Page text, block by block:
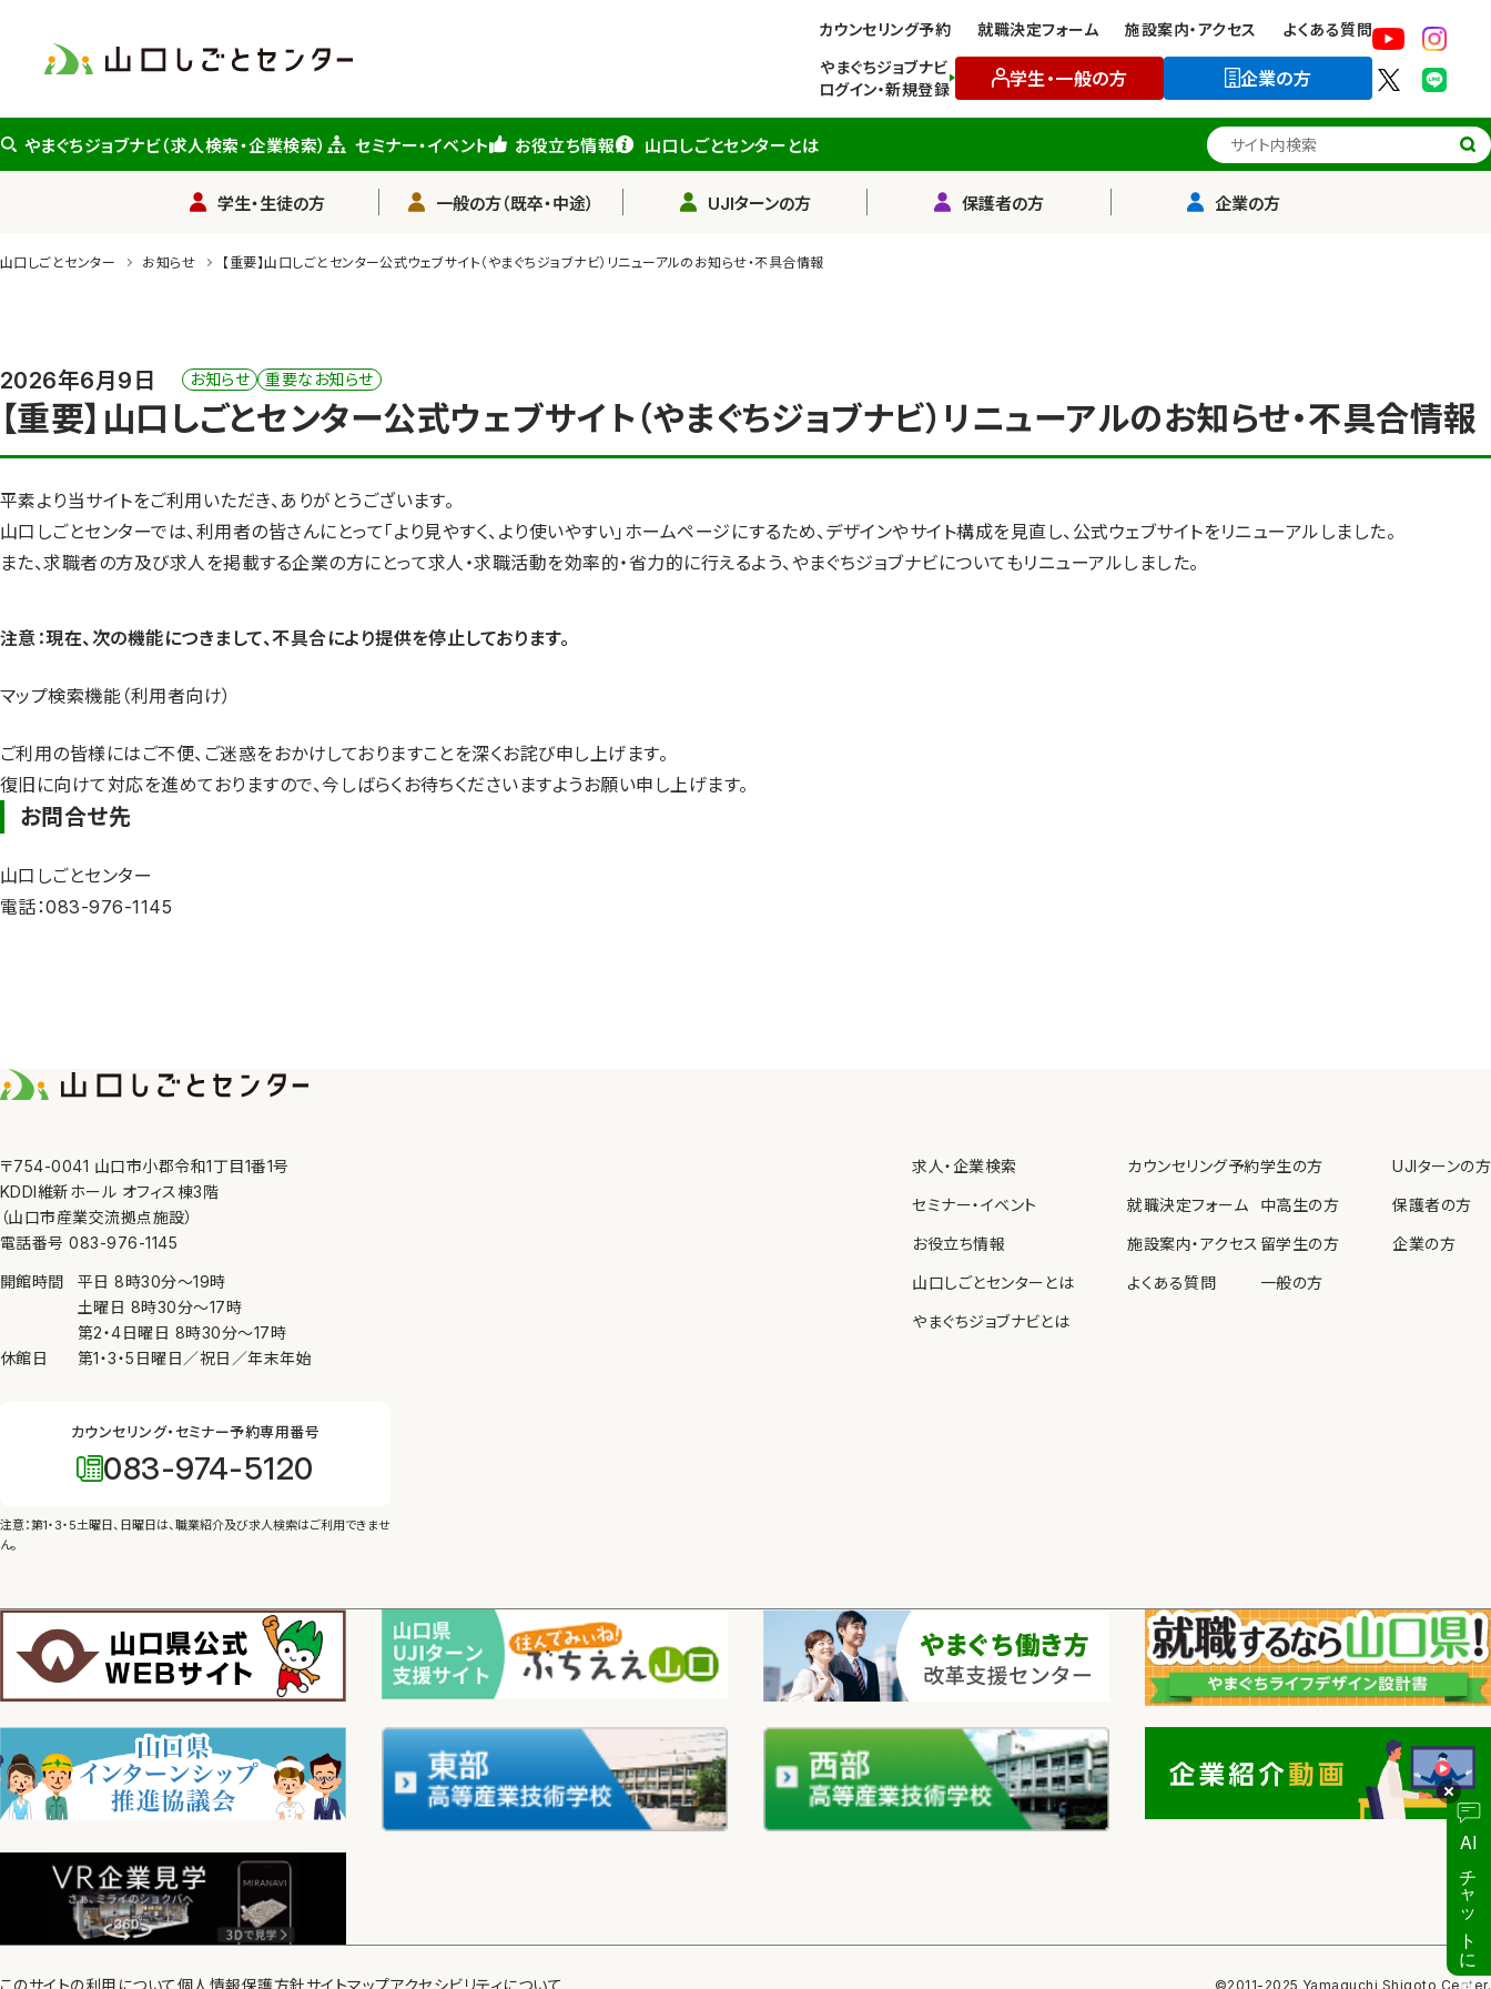
ン
テ
に
プ
カウンセリング予約 就職決定フォーム 施設案内・アクセス
よくある質問
やまぐちジョブナビ
ログイン・新規登録
学生・一般の方 企業の方
やまぐちジョブナビ（求人検索・企業検索） セミナー・イベント お役立ち情報 山口しごとセンターとは サイト内検索
学生・生徒の方 一般の方（既卒・中途） UJIターンの方 保護者の方 企業の方
山口しごとセンター お知らせ 【重要】山口しごとセンター公式ウェブサイト（やまぐちジョブナビ）リニューアルのお知らせ・不具合情報
2026年6月9日
このお知らせのカテゴリー
お知らせ 重要なお知らせ
このお知らせの対象
【重要】山口しごとセンター公式ウェブサイト（やまぐちジョブナビ）リニューアルのお知らせ・不具合情報
平素より当サイトをご利用いただき、ありがとうございます。
山口しごとセンターでは、利用者の皆さんにとって「より見やすく、より使いやすい」ホームページにするため、デザインやサイト構成を見直し、公式ウェブサイトをリニューアルしました。
また、求職者の方及び求人を掲載する企業の方にとって求人・求職活動を効率的・省力的に行えるよう、やまぐちジョブナビについてもリニューアルしました。
注意：現在、次の機能につきまして、不具合により提供を停止しております。
マップ検索機能（利用者向け）
ご利用の皆様にはご不便、ご迷惑をおかけしておりますことを深くお詫び申し上げます。
復旧に向けて対応を進めておりますので、今しばらくお待ちくださいますようお願い申し上げます。
お問合せ先
山口しごとセンター
電話：083-976-1145
〒754-0041 山口市小郡令和1丁目1番1号
KDDI維新ホール オフィス棟3階
（山口市産業交流拠点施設）
電話番号 083-976-1145
開館時間 平日8時30分〜19時
土曜日 8時30分〜17時
第2・4日曜日 8時30分〜17時
休館日
第1・3・5日曜日／祝日／年末年始
カウンセリング・セミナー予約専用番号
083-974-5120
注意：第1・3・5土曜日、日曜日は、職業紹介及び求人検索はご利用できませ
ん。
求人・企業検索
セミナー・イベント
お役立ち情報
山口しごとセンターとは
やまぐちジョブナビとは
カウンセリング予約
就職決定フォーム
施設案内・アクセス
よくある質問
学生の方
中高生の方
留学生の方
一般の方
UJIターンの方
保護者の方
企業の方
©2011-2025 Yamaguchi Shigoto Center.
AI
チャットに質問